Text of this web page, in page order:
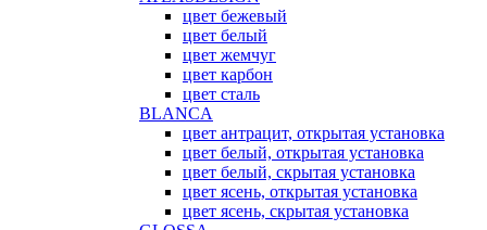
цвет бежевый
цвет белый
цвет жемчуг
цвет карбон
цвет сталь
BLANCA
цвет антрацит, открытая установка
цвет белый, открытая установка
цвет белый, скрытая установка
цвет ясень, открытая установка
цвет ясень, скрытая установка